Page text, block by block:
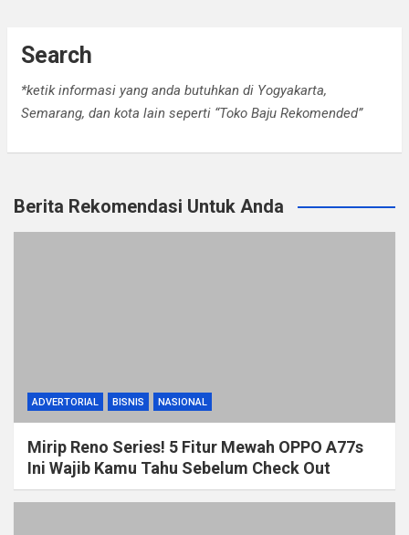
Search
*ketik informasi yang anda butuhkan di Yogyakarta,
Semarang, dan kota lain seperti “Toko Baju Rekomended”
Berita Rekomendasi Untuk Anda
ADVERTORIAL BISNIS NASIONAL
Mirip Reno Series! 5 Fitur Mewah OPPO A77s
Ini Wajib Kamu Tahu Sebelum Check Out